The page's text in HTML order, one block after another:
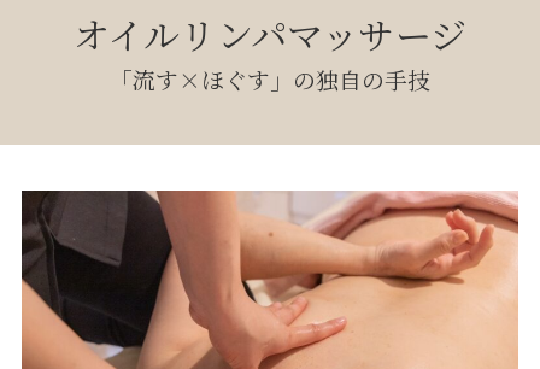
オイルリンパマッサージ
「流す×ほぐす」の独自の手技